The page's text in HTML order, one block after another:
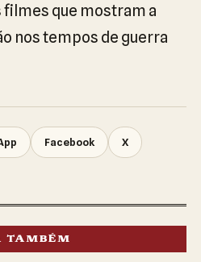
filmes que mostram a
nos tempos de guerra
Facebook X
TAMBÉM